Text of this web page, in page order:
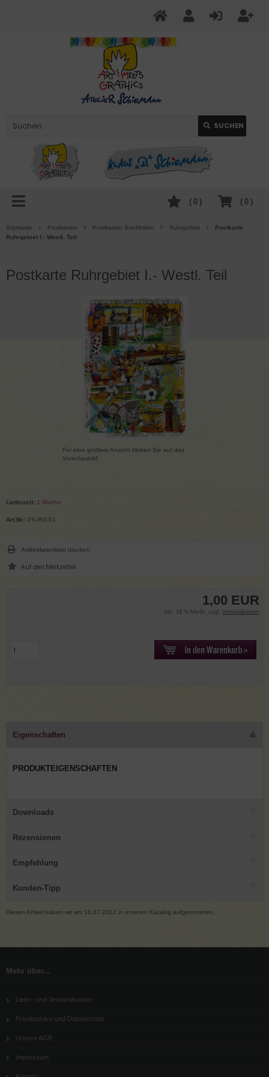
SUCHEN
( 0 )
( 0 )
Startseite Postkarten Postkarten Stadtbilder Ruhrgebiet
Postkarte
Ruhrgebiet I.- Westl. Teil
Postkarte Ruhrgebiet I.- Westl. Teil
Für eine größere Ansicht klicken Sie auf das
Vorschaubild
1,00 EUR
inkl. 19 % MwSt. zzgl. Versandkosten
Lieferzeit: 1 Woche
Art.Nr.: PK-RG-01
Artikeldatenblatt drucken
Eigenschaften
PRODUKTEIGENSCHAFTEN
Downloads
Rezensionen
Empfehlung
Kunden-Tipp
Diesen Artikel haben wir am 18.07.2012 in unseren Katalog aufgenommen.
Mehr über...
Liefer- und Versandkosten
Privatsphäre und Datenschutz
Unsere AGB
Impressum